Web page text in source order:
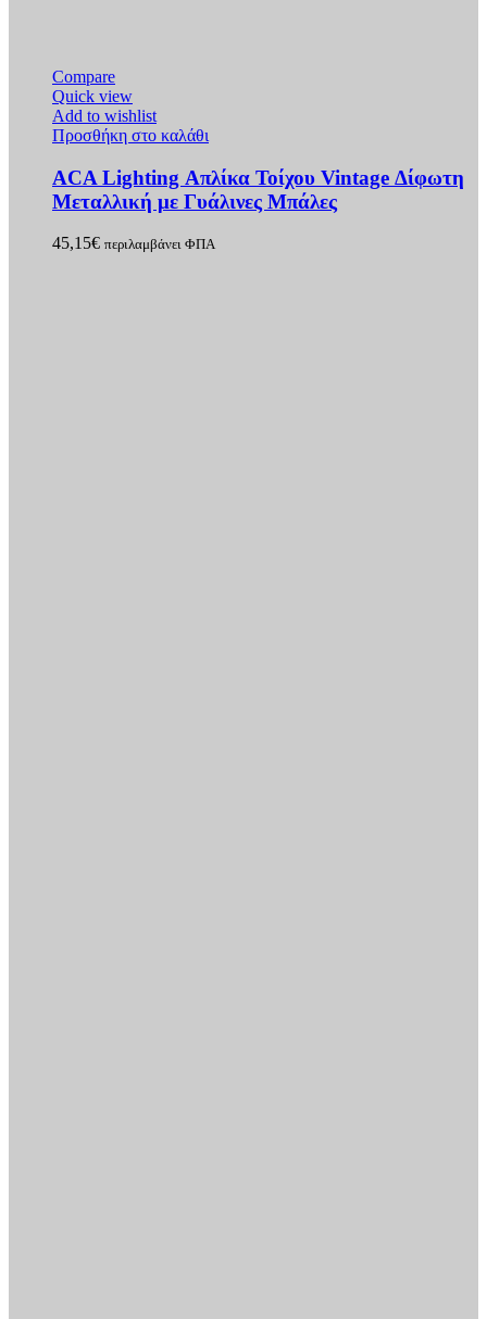
Compare
Quick view
Add to wishlist
Προσθήκη στο καλάθι
ACA Lighting Απλίκα Τοίχου Vintage Δίφωτη
Μεταλλική με Γυάλινες Μπάλες
45,15€ περιλαμβάνει ΦΠΑ